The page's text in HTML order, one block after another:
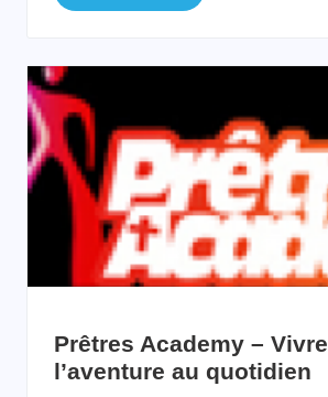
Prêtres Academy – Vivre
l’aventure au quotidien